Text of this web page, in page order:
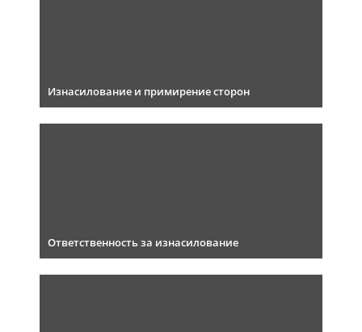
Изнасилование и примирение сторон
Ответственность за изнасилование